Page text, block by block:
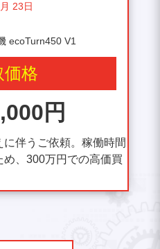
23日
ecoTurn450 V1
価格
円
伴うご依頼。稼働時間
、300万円での高価買